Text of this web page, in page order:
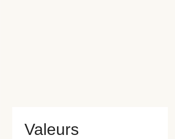
Valeurs